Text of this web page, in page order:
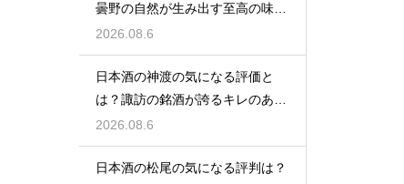
曇野の自然が生み出す至高の味わ
い
2026.08.6
日本酒の神渡の気になる評価と
は？諏訪の銘酒が誇るキレのある
旨味
2026.08.6
日本酒の松尾の気になる評判は？